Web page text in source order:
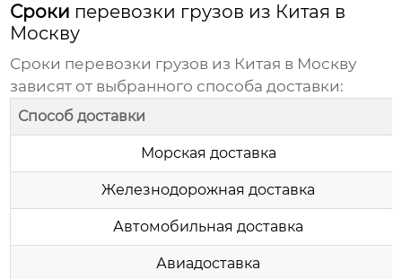
Сроки перевозки грузов из Китая в
Москву
Сроки перевозки грузов из Китая в Москву
зависят от выбранного способа доставки:
Способ доставки
Морская доставка
Железнодорожная доставка
Автомобильная доставка
Авиадоставка